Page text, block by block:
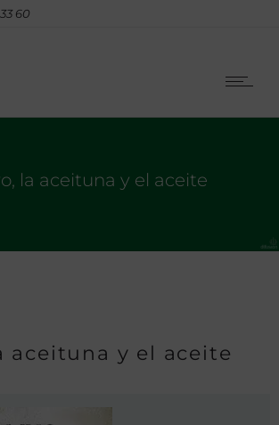
60
la aceituna y el aceite
aceituna y el aceite